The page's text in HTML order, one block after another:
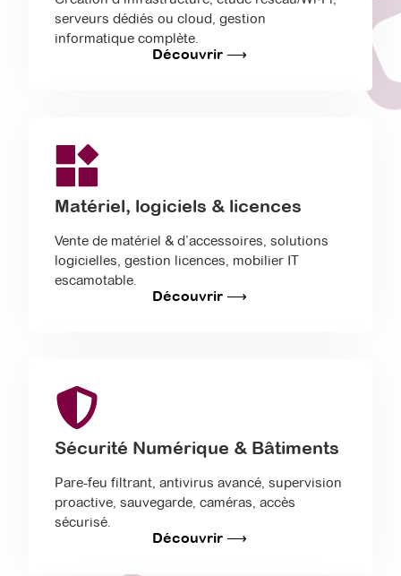
serveurs dédiés ou cloud, gestion
informatique complète.
Découvrir ⟶
Matériel, logiciels & licences
Vente de matériel & d’accessoires, solutions
logicielles, gestion licences, mobilier IT
escamotable.
Découvrir ⟶
Sécurité Numérique & Bâtiments
Pare-feu filtrant, antivirus avancé, supervision
proactive, sauvegarde, caméras, accès
sécurisé.
Découvrir ⟶